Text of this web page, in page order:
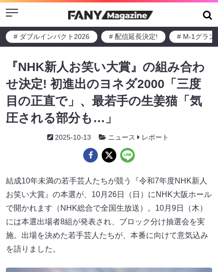
Menu
# ダブルインパクト2026 # 配信延長決定! # M-1グラン
『NHK新人お笑い大賞』の組み合わ
せ決定! 初進出のヨネダ2000「三度
目の正直で」、最若手の生姜猫「気
圧される部分も…」
2025-10-13 ニュース レポート
結成10年未満の若手芸人たちが競う『令和7年度NHK新人
お笑い大賞』の本選が、10月26日（日）にNHK大阪ホール
で開かれます（NHK総合で全国生放送）。10月9日（木）
には本選出場者8組が発表され、ブロック分け抽選会を実
施。出場を決めた若手芸人たちが、本番に向けて意気込み
を語りました。